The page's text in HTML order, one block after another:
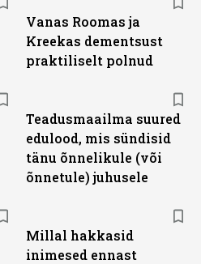
Vanas Roomas ja
Kreekas dementsust
praktiliselt polnud
Teadusmaailma suured
edulood, mis sündisid
tänu õnnelikule (või
õnnetule) juhusele
Millal hakkasid
inimesed ennast